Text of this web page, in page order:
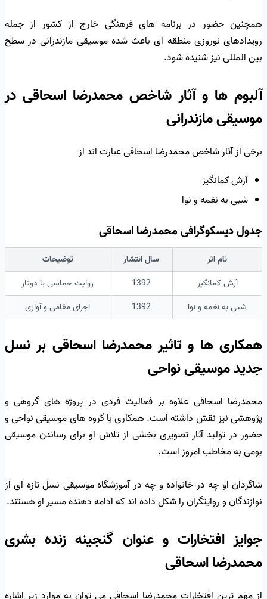
همچنین حضور در برنامه های فرهنگی خارج از کشور از جمله
رویدادهای نوروزی منطقه ای باعث شده موسیقی مازندرانی در سطح
بین المللی نیز شنیده شود.
آلبوم ها و آثار شاخص محمدرضا اسحاقی در
موسیقی مازندرانی
برخی از آثار شاخص محمدرضا اسحاقی عبارت اند از
آرش کمانگیر
شبی به نغمه و نوا
جدول دیسکوگرافی محمدرضا اسحاقی
نام اثر سال انتشار
توضیحات
آرش کمانگیر
1392
روایت حماسی با دوتار
شبی به نغمه و نوا
1392 اجرای مقامی و آوازی
همکاری ها و تاثیر محمدرضا اسحاقی بر نسل
جدید موسیقی نواحی
محمدرضا اسحاقی علاوه بر فعالیت فردی در پروژه های گروهی و
پژوهشی نیز نقش داشته است. همکاری با گروه های موسیقی نواحی و
حضور در تولید آثار تصویری بخشی از تلاش او برای رساندن موسیقی
بومی به مخاطب امروز است.
شاگردان او چه در خانواده و چه در آموزشگاه موسیقی نسل تازه ای از
نوازندگان و روایتگران را شکل داده اند که ادامه دهنده مسیر او هستند.
جوایز افتخارات و عنوان گنجینه زنده بشری
محمدرضا اسحاقی
از مهم ترین افتخارات محمدرضا اسحاقی می توان به موارد زیر اشاره